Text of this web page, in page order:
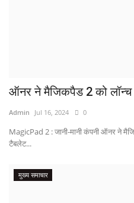
ऑनर ने मैजिकपैड 2 को लॉन्च
Admin Jul 16, 2024 0
MagicPad 2 : जानी-मानी कंपनी ऑनर ने
टैबलेट...
मुख्य समाचार